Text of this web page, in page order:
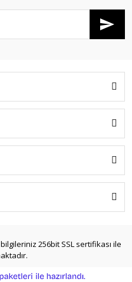
256bit SSL sertifikası ile
e-